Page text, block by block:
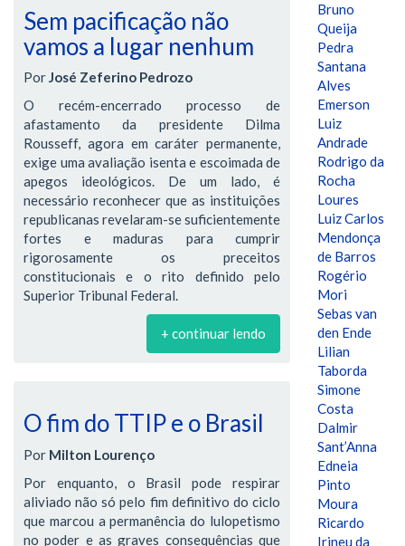
Sem pacificação não
vamos a lugar nenhum
PorJosé Zeferino Pedrozo
O recém-encerrado processo de
afastamento da presidente Dilma
Rousseff, agora em caráter permanente,
exige uma avaliação isenta e escoimada de
apegos ideológicos. De um lado, é
necessário reconhecer que as instituições
republicanas revelaram-se suficientemente
fortes e maduras para cumprir
rigorosamente os preceitos
constitucionais e o rito definido pelo
Superior Tribunal Federal.
+ continuar lendo
O fim do TTIP e o Brasil
Por Milton Lourenço
Por enquanto, o Brasil pode respirar
aliviado não só pelo fim definitivo do ciclo
que marcou a permanência do lulopetismo
no poder e as graves consequências que
Bruno
Queija
Pedra
Santana
Alves
Emerson
Luiz
Andrade
Rodrigo da
Rocha
Loures
Luiz Carlos
Mendonça
de Barros
Rogério
Mori
Sebas van
den Ende
Lilian
Taborda
Simone
Costa
Dalmir
Sant’Anna
Edneia
Pinto
Moura
Ricardo
Irineu da